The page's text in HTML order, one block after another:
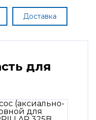
Доставка
для